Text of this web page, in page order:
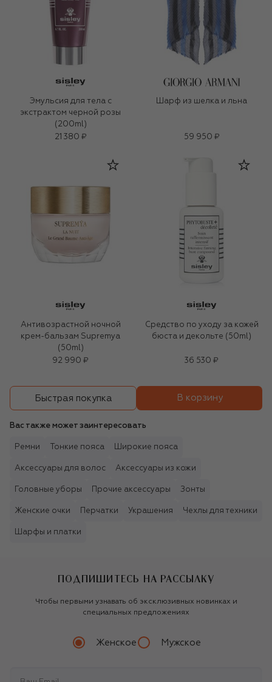
Эмульсия для тела с
экстрактом черной розы
(200ml)
21 380 ₽
Шарф из шелка и льна
59 950 ₽
Антивозрастной ночной
крем-бальзам Supremya
(50ml)
92 990 ₽
Средство по уходу за кожей
бюста и декольте (50ml)
36 530 ₽
Быстрая покупка В корзину
Вас также может заинтересовать
Ремни Тонкие пояса Широкие пояса
Аксессуары для волос Аксессуары из кожи
Головные уборы Прочие аксессуары Зонты
Женские очки Перчатки Украшения Чехлы для техники
Шарфы и платки
ПОДПИШИТЕСЬ НА РАССЫЛКУ
Чтобы первыми узнавать об эксклюзивных новинках и
специальных предложениях
Женское Мужское